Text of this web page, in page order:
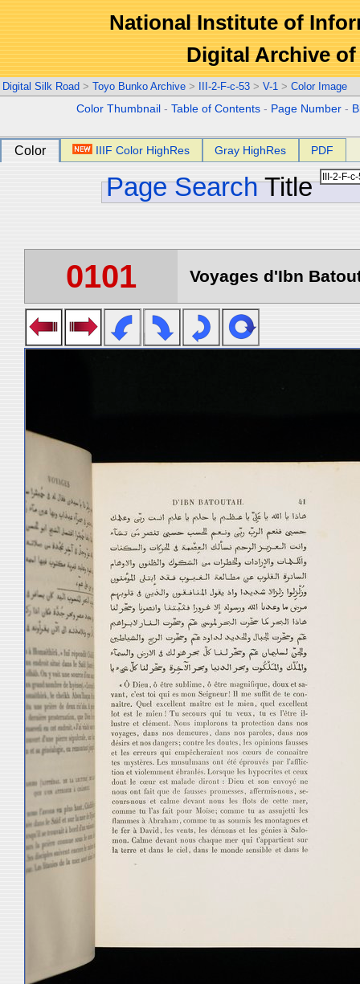
National Institute of
Digital Archive
Digital Silk Road > Toyo Bunko Archive > III-2-F-c-53 > V-1 > Color Image
Color Thumbnail -Table of Contents - Page Number -
Color IIIF Color HighRes Gray HighRes PDF
Page Search Title
0101 Voyages d'Ibn